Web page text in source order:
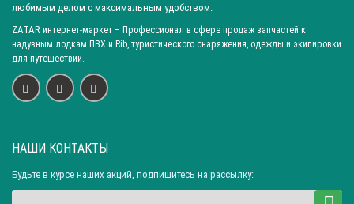
любимым делом с максимальным удобством.
ZATAR интернет-маркет – Профессионал в сфере продаж запчастей к
надувным лодкам ПВХ и Rib, туристического снаряжения, одежды и экипировки
для путешествий.
НАШИ КОНТАКТЫ
Будьте в курсе наших акций, подпишитесь на рассылку: